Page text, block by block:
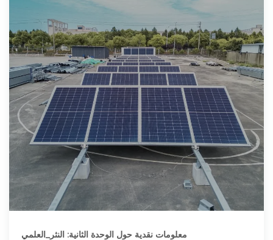
معلومات نقدية حول الوحدة الثانية: النثر_العلمي